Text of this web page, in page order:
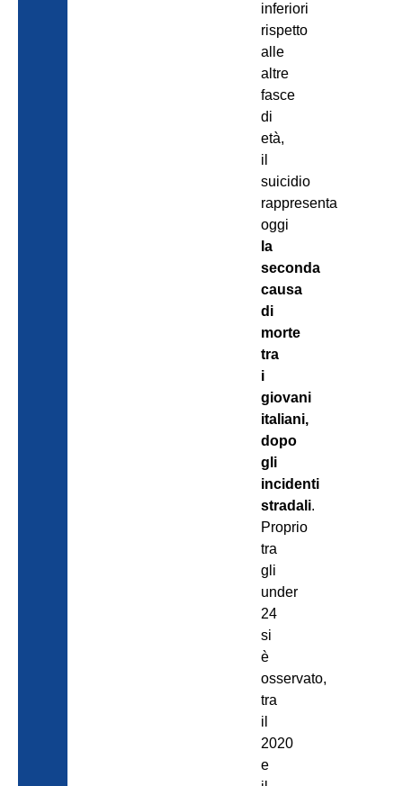
inferiori
rispetto
alle
altre
fasce
di
età,
il
suicidio
rappresenta
oggi
la
seconda
causa
di
morte
tra
i
giovani
italiani,
dopo
gli
incidenti
stradali.
Proprio
tra
gli
under
24
si
è
osservato,
tra
il
2020
e